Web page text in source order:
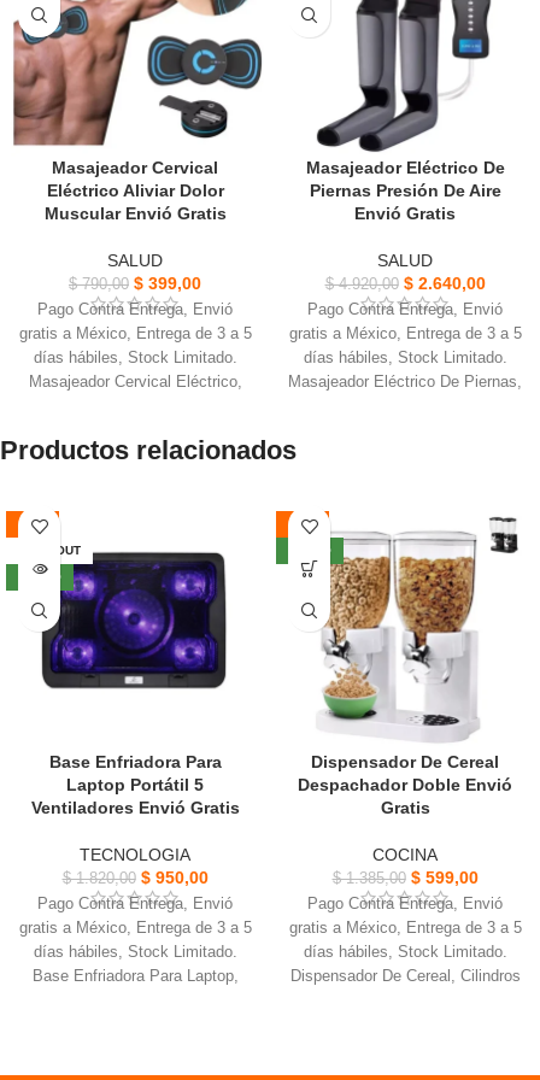
Masajeador Cervical
Eléctrico Aliviar Dolor
Muscular Envió Gratis
SALUD
$790,00 $ 399,00
Pago Contra Entrega, Envió
gratis a México, Entrega de 3 a 5
días hábiles, Stock Limitado.
Masajeador Cervical Eléctrico,
Ideal para drenaje linfático
6 modos de masaje de cuello y
modos de combinación gratuitos
para elegir.
Selecciona el modo apropiado
según necesidades personales,
sensación de un masaje real.
Alivia las molestias musculares,
activa la presión muscular y
continua durante 8 horas
después de cargar 0,5 horas.
La carga USB puede
con una vida útil más larga
Masajeador Eléctrico De
Piernas Presión De Aire
Envió Gratis
SALUD
$4.920,00 $2.640,00
Pago Contra Entrega, Envió
gratis a México, Entrega de 3 a 5
días hábiles, Stock Limitado.
Masajeador Eléctrico De Piernas,
Ajustar la intensidad y modo de
masaje según preferencia, uso
entre 15 - 30 min por sesión.
Materiales: Materiales
compuestos, Potencia: 5W,
Modo: 3 tipos, Batería: 2000
mAh.
Productos relacionados
-48%
SOLD OUT
NUEVO
Base Enfriadora Para
Laptop Portátil 5
Ventiladores Envió Gratis
TECNOLOGIA
$1.820,00 $950,00
Pago Contra Entrega, Envió
gratis a México, Entrega de 3 a 5
días hábiles, Stock Limitado.
Base Enfriadora Para Laptop,
cualquier momento y en
-57%
NUEVO
Dispensador De Cereal
Despachador Doble Envió
Gratis
COCINA
$1.385,00 $599,00
Pago Contra Entrega, Envió
gratis a México, Entrega de 3 a 5
días hábiles, Stock Limitado.
Dispensador De Cereal, Cilindros
cilindros y mantener frescos los